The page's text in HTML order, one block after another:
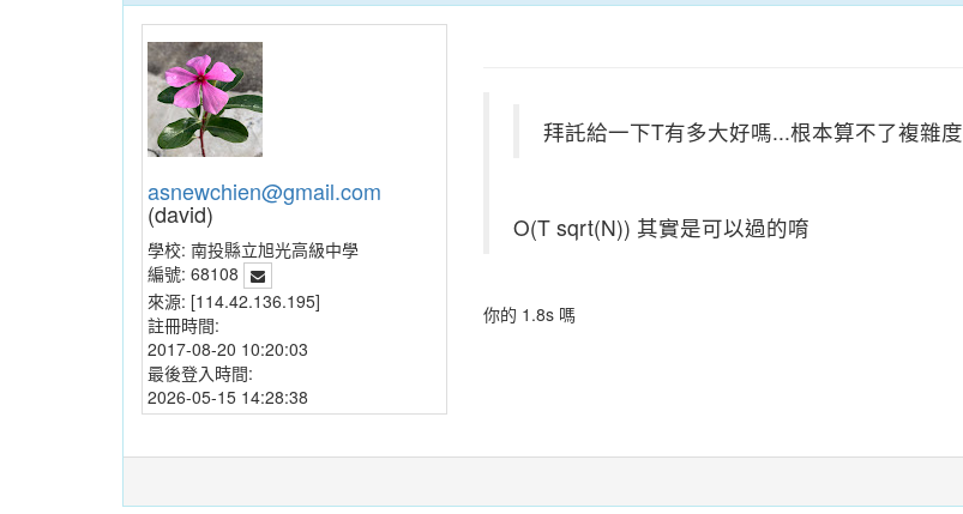
asnewchien@gmail.com
(david)
學校: 南投縣立旭光高級中學
編號: 68108
來源: [114.42.136.195]
註冊時間:
2017-08-20 10:20:03
最後登入時間:
2026-05-15 14:28:38
拜託給一下T有多大好嗎...根本算不了複雜度
O(T sqrt(N)) 其實是可以過的唷
你的 1.8s 嗎